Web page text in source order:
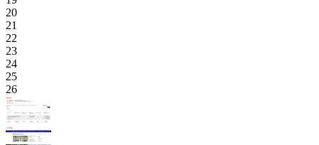
20
21
22
23
24
25
26